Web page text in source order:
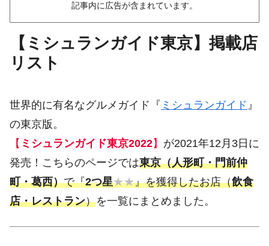
記事内に広告が含まれています。
【ミシュランガイド東京】掲載店
リスト
世界的に有名なグルメガイド『 ミシュランガイド 』
の東京版。
【 ミシュランガイド東京2022】 が2021年12月3日に
発売！こちらのページでは東京（人形町・門前仲
町・葛西）で『2つ星★★』を獲得したお店（飲食
店・レストラン）を一覧にまとめました。